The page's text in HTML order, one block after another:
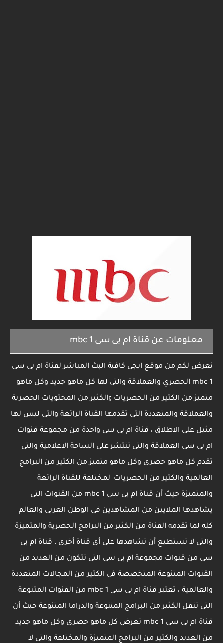
معلومات عن قناة ام بى سى mbc 1
نعرض لكم من موقع ايجى كافية البث المباشر لقناة ام بى سى
mbc 1 الحصري والعملاقة والتى لها كل ماهو جديد وكل ماهو
متميز من الكثير من الحصريات والكثير من المحتويات الحصرية
والعملاقة والمتعددة التى تقدمها القناة الرائعة والتى ليس لها
مثيل على الاطلاق ، قناة ام بى سى واحدة من مجموعة قنوات
ام بى سى العملاقة والتى تنتشر على الساحة الاعلامية والتى
تقدم كل ماهو حصرى وكل ماهو متميز من الكثير من البرامج
العالمية والكثير من الحصريات المختلفة للقناة الرائعة
والمتميزة حيث أن قناة ام بى سى mbc 1 من القنوات التى
يشاهدها الملايين من المشاهدين فى الوطن العربى والعالم
كله لما تقدمه القناة من الكثير من البرامج الحصرية والمتميزة
والتى لا تستطيع أن تشاهدها على أى قناة أخرى ، قناة ام بى
سى من قنوات مجموعة ام بى سى التى تتكون من العديد من
القنوات المتنوعة المتخصصة فى الكثير من المجالات المتعددة
والعالمية ، تعتبر قناة ام بى سى mbc 1 من القنوات المتنوعة
التى تنقل الكثير من البرامج المتنوعة والدراما المتنوعة حيث أن
قناة ام بى سى mbc 1 تعرض كل ماهو حصرى وكل ماهو جديد
من العديد والكثير من البرامج المتميزة والمختلفة والتى لا